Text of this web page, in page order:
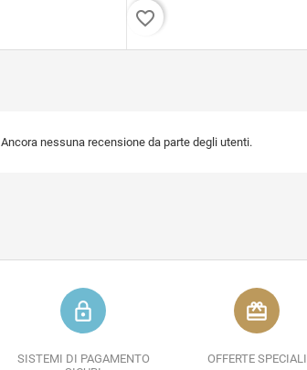
favorite_border
Ancora nessuna recensione da parte degli utenti.
lock_outline
SISTEMI DI PAGAMENTO
redeem
OFFERTE SPECIALI